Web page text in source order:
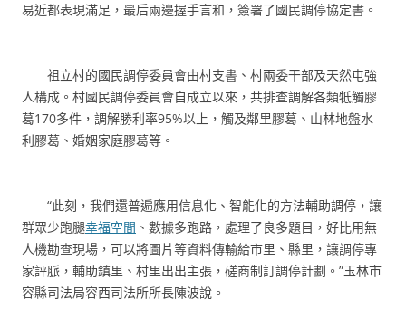
易近都表現滿足，最后兩邊握手言和，簽署了國民調停協定書。
祖立村的國民調停委員會由村支書、村兩委干部及天然屯強
人構成。村國民調停委員會自成立以來，共排查調解各類牴觸膠
葛170多件，調解勝利率95%以上，觸及鄰里膠葛、山林地盤水
利膠葛、婚姻家庭膠葛等。
“此刻，我們還普遍應用信息化、智能化的方法輔助調停，讓
群眾少跑腿幸福空間 、數據多跑路，處理了良多題目，好比用無
人機勘查現場，可以將圖片等資料傳輸給市里、縣里，讓調停專
家評脈，輔助鎮里、村里出出主張，磋商制訂調停計劃。”玉林市
容縣司法局容西司法所所長陳波說。